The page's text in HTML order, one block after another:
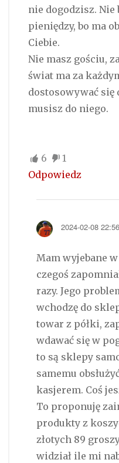
nie dogodzisz. Nie
pieniędzy, bo ma
Ciebie.
Nie masz gościu,
świat ma za
dostosowywać się
musisz do niego.
6
1
Odpowiedz
2024-02-08 22:56
Mam wyjebane
czegoś
razy. Jego
wchodzę do
towar z półki,
wdawać się w
to są sklepy
samemu
kasjerem. Coś
To proponuję
produkty z
złotych 89
widział ile mi